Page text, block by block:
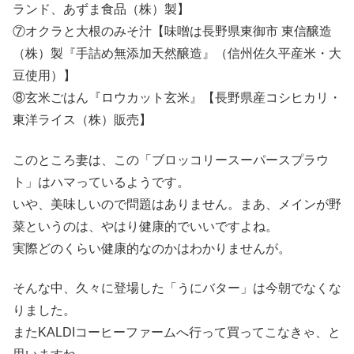
ランド、あずま食品（株）製】
⑦オクラと大根のみそ汁【味噌は長野県東御市 東信醸造
（株）製『手詰め無添加天然醸造』（信州佐久平産米・大
豆使用）】
⑧玄米ごはん『ロウカット玄米』【長野県産コシヒカリ・
東洋ライス（株）販売】
このところ妻は、この「ブロッコリースーパースプラウ
ト」はハマっているようです。
いや、美味しいので問題はありません。まあ、メインが野
菜というのは、やはり健康的でいいですよね。
実際どのくらい健康的なのかはわかりませんが。
そんな中、久々に登場した「うにバター」は今朝でなくな
りました。
またKALDIコーヒーファームへ行って買ってこなきゃ、と